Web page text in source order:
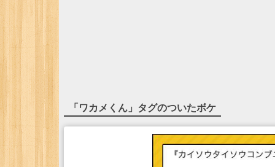
「ワカメくん 」タグのついたボケ